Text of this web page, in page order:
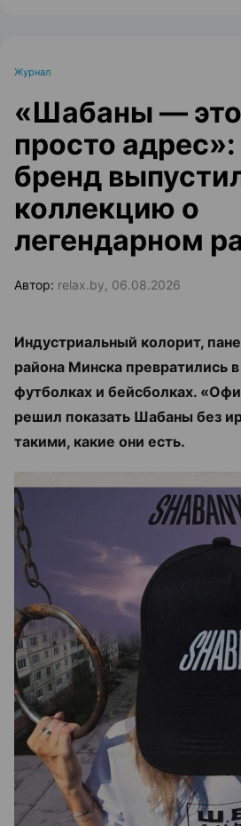
Журнал
«Шабаны —
просто
бренд
коллекцию о
легендарном
Автор: relax.by, 06.08.2026
Индустриальный колорит,
района Минска превратились
футболках и бейсболках.
решил показать Шабаны без
такими, какие они есть.